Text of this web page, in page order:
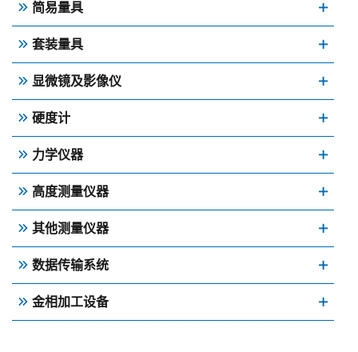
简易量具
套装量具
显微镜及影像仪
硬度计
力学仪器
高度测量仪器
其他测量仪器
数据传输系统
金相加工设备